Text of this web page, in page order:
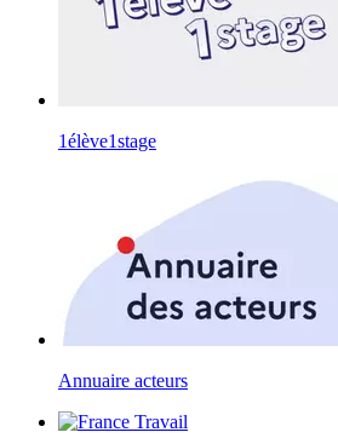
1élève1stage
Annuaire acteurs